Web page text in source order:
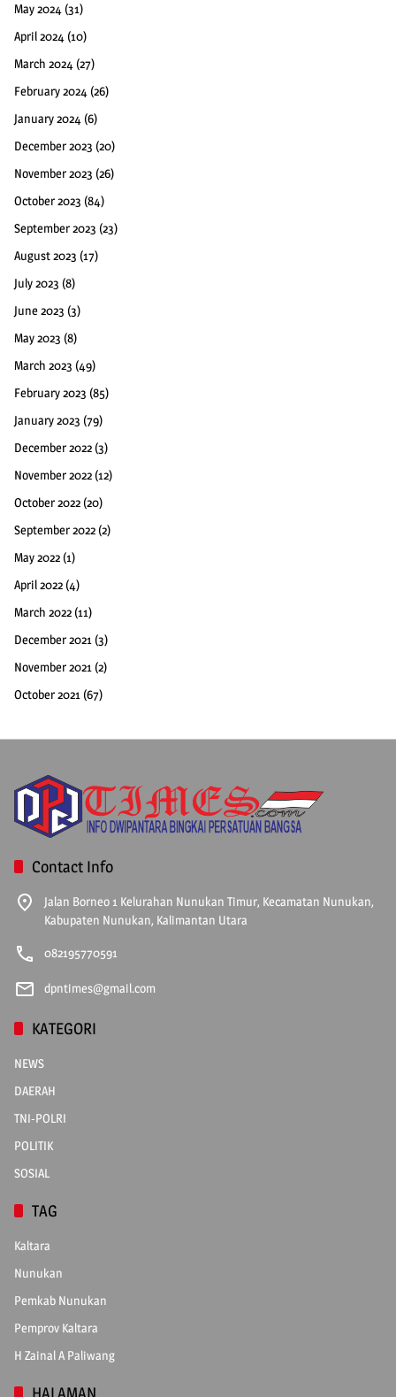
May 2024 (31)
April 2024 (10)
March 2024 (27)
February 2024 (26)
January 2024 (6)
December 2023 (20)
November 2023 (26)
October 2023 (84)
September 2023 (23)
August 2023 (17)
July 2023 (8)
June 2023 (3)
May 2023 (8)
March 2023 (49)
February 2023 (85)
January 2023 (79)
December 2022 (3)
November 2022 (12)
October 2022 (20)
September 2022 (2)
May 2022 (1)
April 2022 (4)
March 2022 (11)
December 2021 (3)
November 2021 (2)
October 2021 (67)
Contact Info
Jalan Borneo 1 Kelurahan Nunukan Timur, Kecamatan Nunukan,
Kabupaten Nunukan, Kalimantan Utara
082195770591
dpntimes@gmail.com
KATEGORI
NEWS
DAERAH
TNI-POLRI
POLITIK
SOSIAL
TAG
Kaltara
Nunukan
Pemkab Nunukan
Pemprov Kaltara
H Zainal A Paliwang